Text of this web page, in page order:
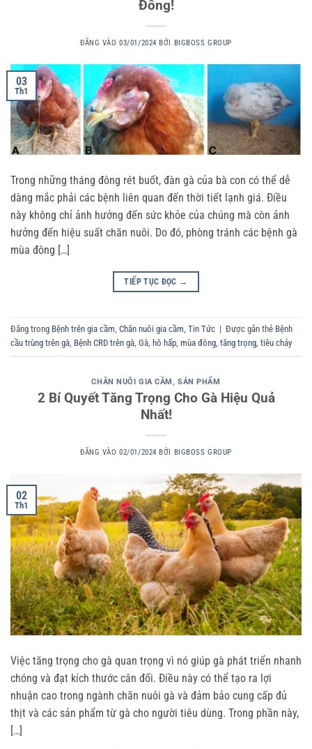
Đông!
ĐĂNG VÀO03/01/2024 BỞI BIGBOSS GROUP
03
Th1
Trong những tháng đông rét buốt, đàn gà của bà con có thể dễ
dàng mắc phải các bệnh liên quan đến thời tiết lạnh giá. Điều
này không chỉ ảnh hưởng đến sức khỏe của chúng mà còn ảnh
hưởng đến hiệu suất chăn nuôi. Do đó, phòng tránh các bệnh gà
mùa đông […]
TIẾP TỤC ĐỌC →
Đăng trong Bệnh trên gia cầm, Chăn nuôi gia cầm, Tin Tức | Được gắn thẻ Bệnh
cầu trùng trên gà, Bệnh CRD trên gà, Gà, hô hấp, mùa đông, tăng trọng, tiêu chảy
CHĂN NUÔI GIA CẦM,SẢN PHẨM
2 Bí Quyết Tăng Trọng Cho Gà Hiệu Quả
Nhất!
ĐĂNG VÀO02/01/2024 BỞI BIGBOSS GROUP
02
Th1
Việc tăng trọng cho gà quan trọng vì nó giúp gà phát triển nhanh
chóng và đạt kích thước cân đối. Điều này có thể tạo ra lợi
nhuận cao trong ngành chăn nuôi gà và đảm bảo cung cấp đủ
thịt và các sản phẩm từ gà cho người tiêu dùng. Trong phần này,
[…]